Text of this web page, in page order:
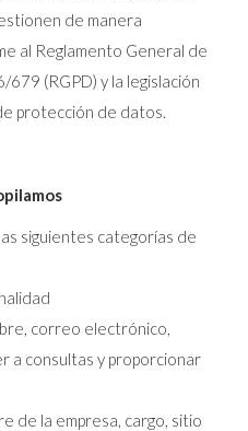
de manera
al Reglamento General de
(RGPD) y la legislación
protección de datos.
siguientes categorías de
correo electrónico,
a consultas y proporcionar
de la empresa, cargo, sitio